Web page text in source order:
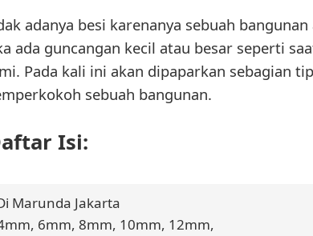
adanya besi karenanya sebuah
ada guncangan kecil atau besar seperti
Pada kali ini akan dipaparkan sebagian
sebuah bangunan.
Isi:
Marunda Jakarta
6mm, 8mm, 10mm, 12mm,